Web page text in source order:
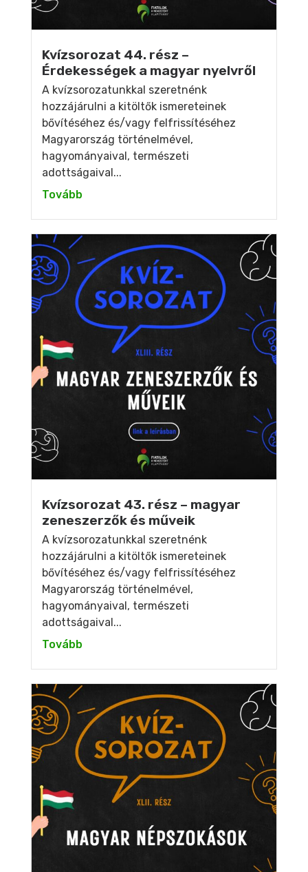
Kvízsorozat 44. rész –
Érdekességek a magyar nyelvről
A kvízsorozatunkkal szeretnénk
hozzájárulni a kitöltők ismereteinek
bővítéséhez és/vagy felfrissítéséhez
Magyarország történelmével,
hagyományaival, természeti
adottságaival...
Tovább
Kvízsorozat 43. rész – magyar
zeneszerzők és műveik
A kvízsorozatunkkal szeretnénk
hozzájárulni a kitöltők ismereteinek
bővítéséhez és/vagy felfrissítéséhez
Magyarország történelmével,
hagyományaival, természeti
adottságaival...
Tovább